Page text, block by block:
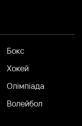
Бокс
Хокей
Олімпіада
Волейбол